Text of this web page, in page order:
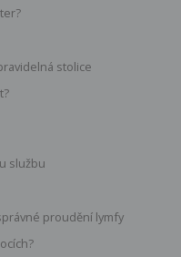
stolice
službu
proudění lymfy